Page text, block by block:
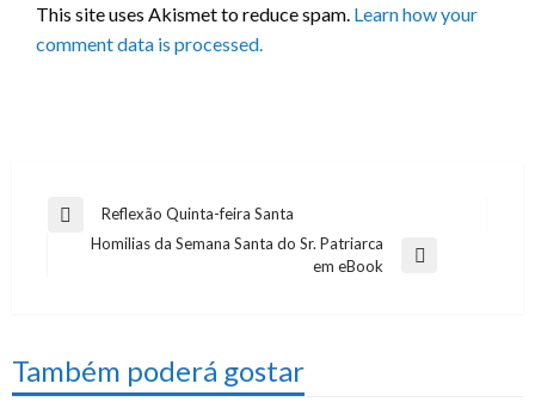
This site uses Akismet to reduce spam. Learn how your
comment data is processed.
Navegação
PreviousReflexão Quinta-feira Santa
Homilias da Semana Santa do Sr. Patriarca
em eBook
Também poderá gostar